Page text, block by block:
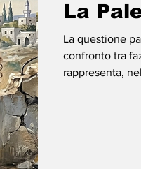
Musica
Lega Araba
La
La questione
confronto tra
rappresenta,